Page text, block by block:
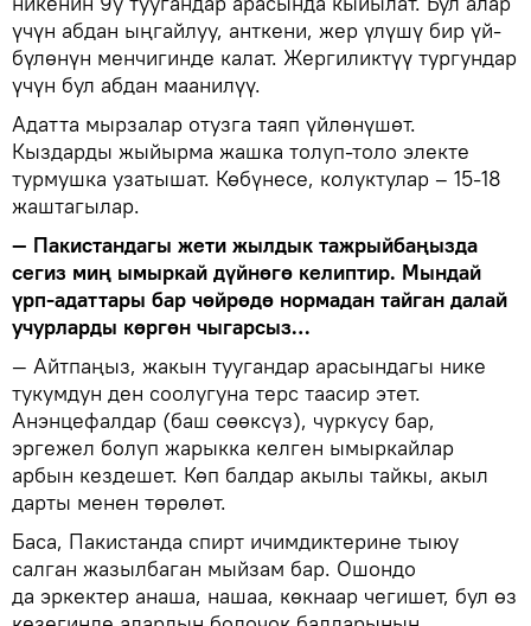
үчүн абдан ыңгайлуу, анткени, жер үлүшү бир үй-
бүлөнүн менчигинде калат. Жергиликтүү тургундар
үчүн бул абдан маанилүү.
Адатта мырзалар отузга таяп үйлөнүшөт.
Кыздарды жыйырма жашка толуп-толо электе
турмушка узатышат. Көбүнесе, колуктулар – 15-18
жаштагылар.
— Пакистандагы жети жылдык тажрыйбаңызда
сегиз миң ымыркай дүйнөгө келиптир. Мындай
үрп-адаттары бар чөйрөдө нормадан тайган далай
учурларды көргөн чыгарсыз…
— Айтпаңыз, жакын туугандар арасындагы нике
тукумдун ден соолугуна терс таасир этет.
Анэнцефалдар (баш сөөксүз), чуркусу бар,
эргежел болуп жарыкка келген ымыркайлар
арбын кездешет. Көп балдар акылы тайкы, акыл
дарты менен төрөлөт.
Баса, Пакистанда спирт ичимдиктерине тыюу
салган жазылбаган мыйзам бар. Ошондо
да эркектер анаша, нашаа, көкнаар чегишет, бул өз